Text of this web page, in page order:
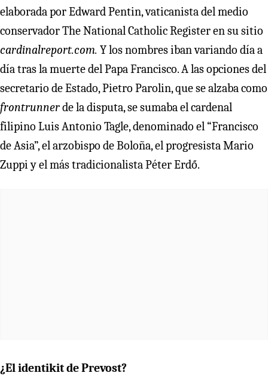
elaborada por Edward Pentin, vaticanista del medio
conservador The National Catholic Register en su sitio
cardinalreport.com. Y los nombres iban variando día a
día tras la muerte del Papa Francisco. A las opciones del
secretario de Estado, Pietro Parolin, que se alzaba como
frontrunnerde la disputa, se sumaba el cardenal
filipino Luis Antonio Tagle, denominado el “Francisco
de Asia”, el arzobispo de Boloña, el progresista Mario
Zuppi y el más tradicionalista Péter Erdő.
¿El identikit de Prevost?